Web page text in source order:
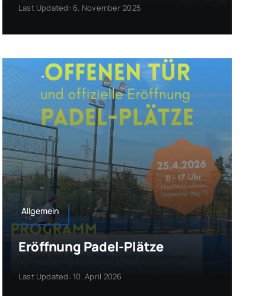
Last Updated: 6. November 2025
Allgemein
Eröffnung Padel-Plätze
Last Updated: 10. April 2026